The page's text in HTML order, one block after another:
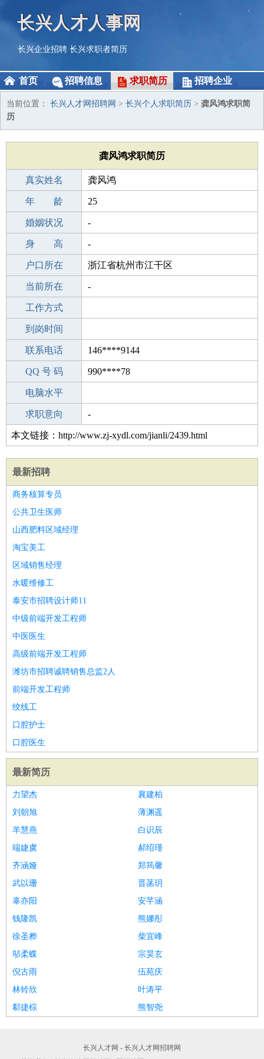
长兴人才人事网
长兴企业招聘 长兴求职者简历
首页 招聘信息 求职简历 招聘企业
当前位置： 长兴人才网招聘网 > 长兴个人求职简历 > 龚风鸿求职简
历
龚风鸿求职简历
真实姓名 龚风鸿
性 别 男
年 龄 25
出生年月 2001-02-23
婚姻状况 -
学 历 成人教育
身 高 -
毕业学校 佛山广之旅职业培训学校
户口所在 浙江省杭州市江干区
所学专业 -
当前所在 -
工作经验
工作方式
驾 照
到岗时间
期望月薪
联系电话 146****9144
手机号码 146****9144
QQ 号 码 990****78
微信号码
电脑水平
外语水平
求职意向 -
本文链接：http://www.zj-xydl.com/jianli/2439.html
最新招聘
商务核算专员
公共卫生医师
山西肥料区域经理
淘宝美工
区域销售经理
水暖维修工
泰安市招聘设计师11
中级前端开发工程师
中医医生
高级前端开发工程师
潍坊市招聘诚聘销售总监2人
前端开发工程师
绞线工
口腔护士
口腔医生
最新简历
力望杰
襄建柏
刘朝旭
薄渊遥
羊慧燕
白识辰
端婕虞
郝绍瑾
齐涵娅
郑筠馨
武以珊
晋菡玥
辜亦阳
安芊涵
钱隆凯
熊娜彤
徐圣桦
柴宜峰
邬柔蝶
宗昊玄
倪古雨
伍苑庆
林铃欣
叶涛平
郗捷棕
熊智尧
长兴人才网 - 长兴人才网招聘网